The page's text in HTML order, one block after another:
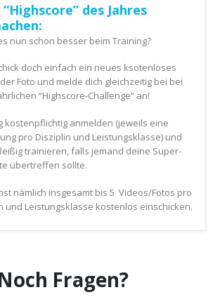
des Jahres
nun schon besser beim Training?
doch einfach ein neues ksotenloses
Foto und melde dich gleichzeitig bei bei
“Highscore-Challenge” an!
kostenpflichtig anmelden (jeweils eine
pro Disziplin und Leistungsklasse) und
trainieren, falls jemand deine Super-
übertreffen sollte.
nämlich insgesamt bis 5 Videos/Fotos pro
und Leistungsklasse kostenlos einschicken.
Fragen?